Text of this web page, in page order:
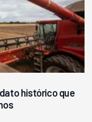
histórico que